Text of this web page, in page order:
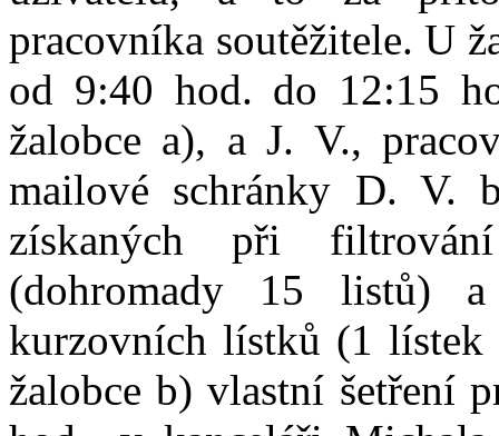
pracovníka soutěžitele. U
od 9:40 hod. do 12:15
žalobce a), a J. V.,
mailové schránky D. V.
získaných při
(dohromady 15 listů)
kurzovních lístků (1 lístek
žalobce b) vlastní šetření